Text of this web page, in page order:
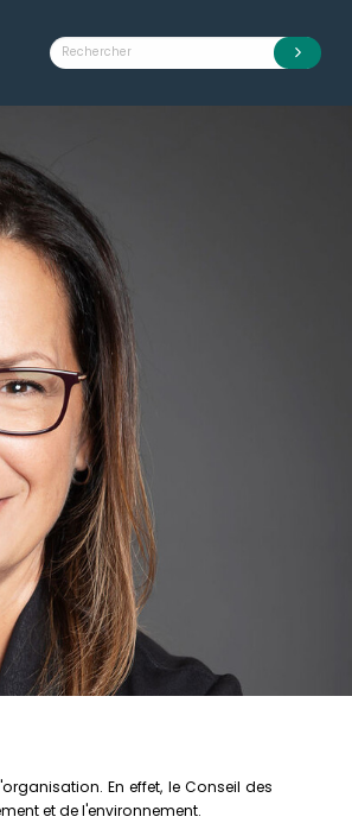
En effet, le Conseil des
et de l'environnement.